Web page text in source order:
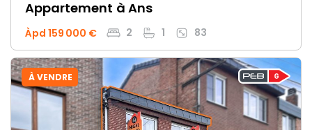
Appartement à Ans
Àpd 159 000 € 2 1 83
À VENDRE